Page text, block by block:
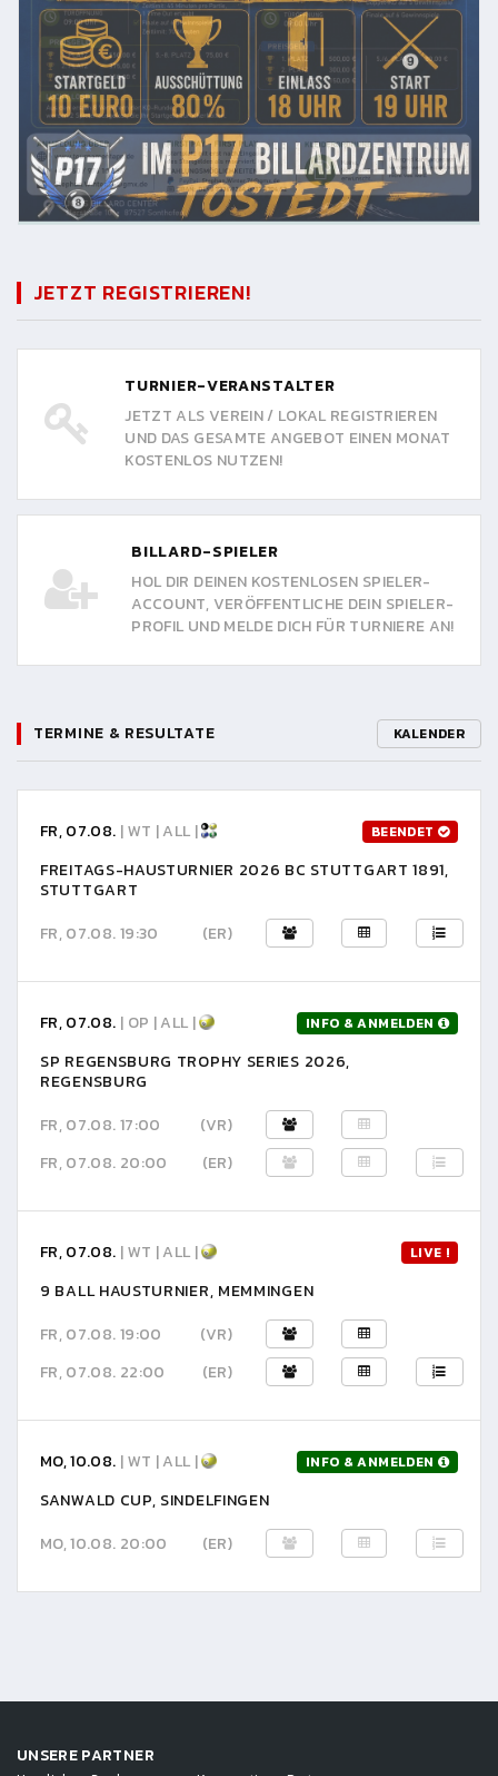
JETZT REGISTRIEREN!
TURNIER-VERANSTALTER
JETZT ALS VEREIN / LOKAL REGISTRIEREN
UND DAS GESAMTE ANGEBOT EINEN MONAT
KOSTENLOS NUTZEN!
BILLARD-SPIELER
HOL DIR DEINEN KOSTENLOSEN SPIELER-
ACCOUNT, VERÖFFENTLICHE DEIN SPIELER-
PROFIL UND MELDE DICH FÜR TURNIERE AN!
TERMINE & RESULTATE KALENDER
FR, 07.08. | WT | ALL | BEENDET
FREITAGS-HAUSTURNIER 2026 BC STUTTGART 1891,
STUTTGART
FR, 07.08. 19:30
(ER)
FR, 07.08. | OP | ALL | INFO & ANMELDEN
SP REGENSBURG TROPHY SERIES 2026,
REGENSBURG
FR, 07.08. 17:00
(VR)
FR, 07.08. 20:00
(ER)
FR, 07.08. | WT | ALL | LIVE !
9 BALL HAUSTURNIER, MEMMINGEN
FR, 07.08. 19:00
(VR)
FR, 07.08. 22:00
(ER)
MO, 10.08. | WT | ALL | INFO & ANMELDEN
SANWALD CUP, SINDELFINGEN
MO, 10.08. 20:00
(ER)
UNSERE PARTNER